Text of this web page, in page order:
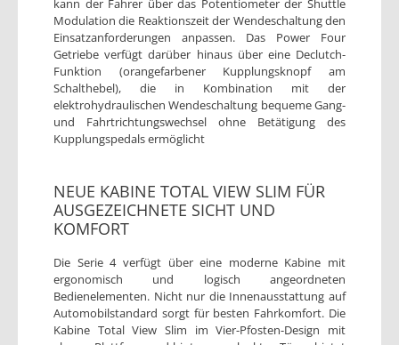
kann der Fahrer über das Potentiometer der Shuttle
Modulation die Reaktionszeit der Wendeschaltung den
Einsatzanforderungen anpassen. Das Power Four
Getriebe verfügt darüber hinaus über eine Declutch-
Funktion (orangefarbener Kupplungsknopf am
Schalthebel), die in Kombination mit der
elektrohydraulischen Wendeschaltung bequeme Gang-
und Fahrtrichtungswechsel ohne Betätigung des
Kupplungspedals ermöglicht
NEUE KABINE TOTAL VIEW SLIM FÜR
AUSGEZEICHNETE SICHT UND
KOMFORT
Die Serie 4 verfügt über eine moderne Kabine mit
ergonomisch und logisch angeordneten
Bedienelementen. Nicht nur die Innenausstattung auf
Automobilstandard sorgt für besten Fahrkomfort. Die
Kabine Total View Slim im Vier-Pfosten-Design mit